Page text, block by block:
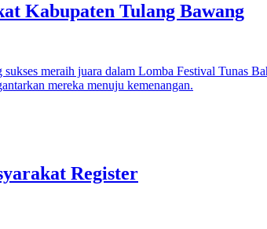
Kabupaten Tulang Bawang
Register